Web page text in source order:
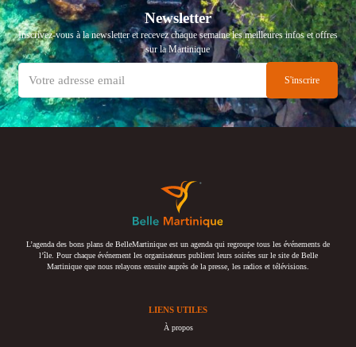
Newsletter
Inscrivez-vous à la newsletter et recevez chaque semaine les meilleures infos et offres
sur la Martinique
L’agenda des bons plans de BelleMartinique est un agenda qui regroupe tous les événements de
l’île. Pour chaque événement les organisateurs publient leurs soirées sur le site de Belle
Martinique que nous relayons ensuite auprès de la presse, les radios et télévisions.
LIENS UTILES
À propos